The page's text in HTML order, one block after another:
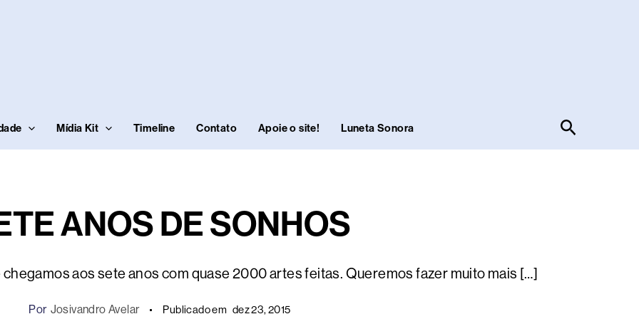
Mídia Kit Timeline Contato Apoie o site! Luneta Sonora Pesquisar
ANOS DE SONHOS
aos sete anos com quase 2000 artes feitas. Queremos fazer muito mais […]
Por Josivandro Avelar Publicado em dez 23, 2015